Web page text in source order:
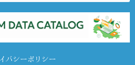
バシーポリシー